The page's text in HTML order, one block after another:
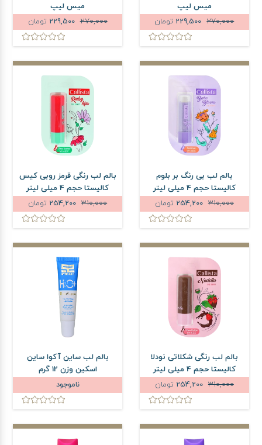
میس لیپ
270,000
تومان
میس لیپ
270,000
229,500 تومان
بالم لب بی رنگ بر بلوم
کالیستا حجم 4 میلی لیتر
310,000
254,200 تومان
بالم لب رنگی قرمز روبی کیس
کالیستا حجم 4 میلی لیتر
310,000
تومان
بالم لب رنگی شکلاتی نودلا
کالیستا حجم 4 میلی لیتر
310,000
254,200 تومان
بالم لب ساین آکوا ساین
اسکین وزن 12 گرم
ناموجود